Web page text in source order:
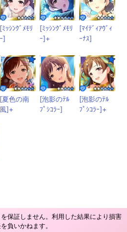
[ﾐｯｼﾝｸﾞﾒﾓﾘ
ｰ]
[ﾐｯｼﾝｸﾞﾒﾓﾘ
ｰ]+
[ﾏｲﾃﾞｨｱｳﾞｨ
ｰﾅｽ]
[夏色の南
風]+
[泡影のﾃﾙ
ﾌﾟｼｺﾗｰ]
[泡影のﾃﾙ
ﾌﾟｼｺﾗｰ]+
保証しません。利用した結果により損害
負いかねます。